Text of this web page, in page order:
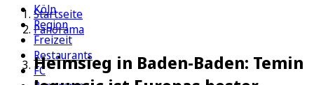
Köln
Region
Freizeit
Restaurants
FC
Startseite
Panorama
Heimsieg in Baden-Baden: Temin